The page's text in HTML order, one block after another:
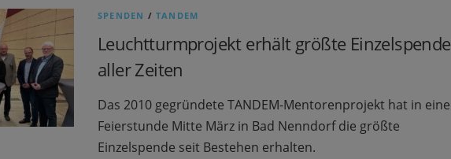
SPENDEN /TANDEM
Leuchtturmprojekt erhält größte Einzelspende
aller Zeiten
Das 2010 gegründete TANDEM-Mentorenprojekt hat in
Feierstunde Mitte März in Bad Nenndorf die größte
Einzelspende seit Bestehen erhalten.